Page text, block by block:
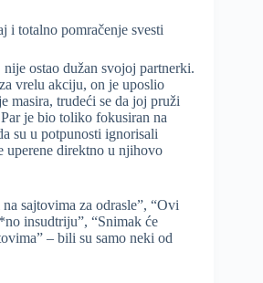
i totalno pomračenje svesti
nije ostao dužan svojoj partnerki.
vrelu akciju, on je uposlio
masira, trudeći se da joj pruži
je bio toliko fokusiran na
su u potpunosti ignorisali
uperene direktno u njihovo
sajtovima za odrasle”, “Ovi
insudtriju”, “Snimak će
– bili su samo neki od